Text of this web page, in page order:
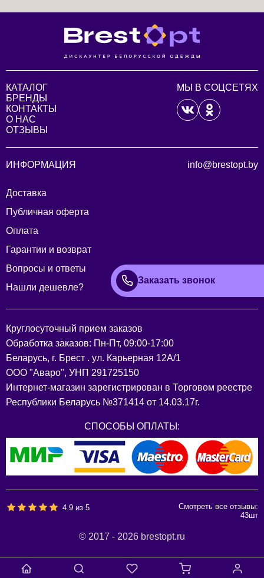
КАТАЛОГ
БРЕНДЫ
КОНТАКТЫ
О НАС
ОТЗЫВЫ
МЫ В СОЦСЕТЯХ
ИНФОРМАЦИЯ
Доставка
Публичная оферта
Оплата
Гарантии и возврат
Вопросы и ответы
Нашли дешевле?
info@brestopt.by
Заказать звонок
Круглосуточный прием заказов
Обработка заказов: Пн-Пт, 09:00-17:00
Беларусь, г. Брест . ул. Карьерная 12А/1
ООО "Аваро", УНП 291725150
Интернет-магазин зарегистрирован в Торговом реестре
Республики Беларусь №371414 от 14.03.17г.
СПОСОБЫ ОПЛАТЫ:
4.9 из5
Смотреть все отзывы:
43шт
© 2017 - 2026 brestopt.ru